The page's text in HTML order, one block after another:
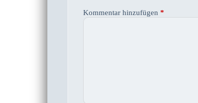
Kommentar hinzufügen *